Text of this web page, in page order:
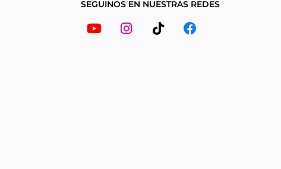
SEGUINOS EN NUESTRAS REDES
YoutubeInstagramTiktokFacebook